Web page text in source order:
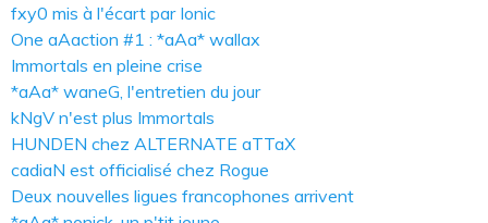
fxy0 mis à l'écart par Ionic
One aAaction #1 : *aAa* wallax
Immortals en pleine crise
*aAa* waneG, l'entretien du jour
kNgV n'est plus Immortals
HUNDEN chez ALTERNATE aTTaX
cadiaN est officialisé chez Rogue
Deux nouvelles ligues francophones arrivent